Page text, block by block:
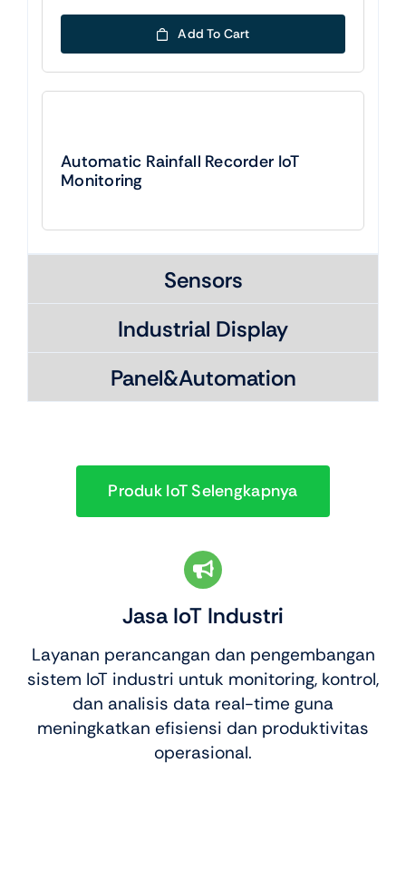
price
was:
Rp15.000.000.
price
is:
Rp9.000.000.
Add To Cart
Automatic Rainfall Recorder IoT
Monitoring
Sensors
Industrial Display
Panel&Automation
Produk IoT Selengkapnya
Jasa IoT Industri
Layanan perancangan dan pengembangan
sistem IoT industri untuk monitoring, kontrol,
dan analisis data real-time guna
meningkatkan efisiensi dan produktivitas
operasional.